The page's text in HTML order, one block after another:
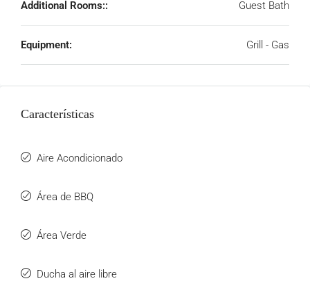
Additional Rooms:: Guest Bath
Equipment: Grill - Gas
Características
Aire Acondicionado
Área de BBQ
Área Verde
Ducha al aire libre